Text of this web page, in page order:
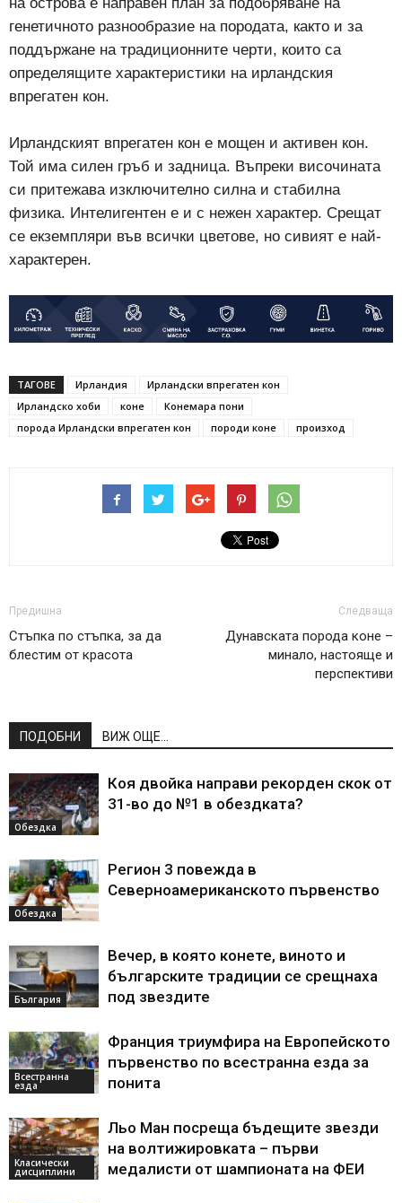
генетичното разнообразие на породата, както и за
поддържане на традиционните черти, които са
определящите характеристики на ирландския
впрегатен кон.
Ирландският впрегатен кон е мощен и активен кон.
Той има силен гръб и задница. Въпреки височината
си притежава изключително силна и стабилна
физика. Интелигентен е и с нежен характер. Срещат
се екземпляри във всички цветове, но сивият е най-
характерен.
ТАГОВЕ Ирландия
Ирландски впрегатен кон
Ирландско хоби
коне
Конемара пони
порода Ирландски впрегатен кон
породи коне произход
Предишна
Стъпка по стъпка, за да
блестим от красота
Следваща
Дунавската порода коне –
минало, настояще и
перспективи
ПОДОБНИ ВИЖ ОЩЕ...
Обездка
Коя двойка направи рекорден скок от
31-во до №1 в обездката?
Обездка
Регион 3 повежда в
Северноамериканското първенство
България
Вечер, в която конете, виното и
българските традиции се срещнаха
под звездите
Всестранна
езда
Франция триумфира на Европейското
първенство по всестранна езда за
понита
Класически
дисциплини
Льо Ман посреща бъдещите звезди
на волтижировката – първи
медалисти от шампионата на ФЕИ